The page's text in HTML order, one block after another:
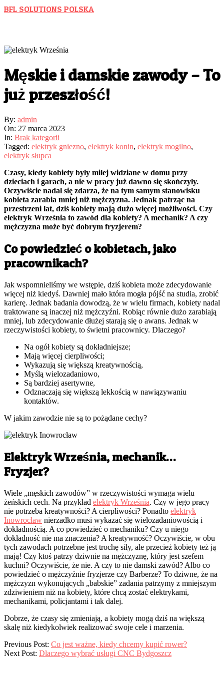
Skip
BFL SOLUTIONS POLSKA
Męskie i damskie zawody – To
już przeszłość!
By: admin
On: 27 marca 2023
In: Brak kategorii
Tagged: elektryk gniezno, elektryk konin, elektryk mogilno,
elektryk słupca
Czasy, kiedy kobiety były milej widziane w domu przy
dzieciach i garach, a nie w pracy już dawno się skończyły.
Oczywiście nadal się zdarza, że na tym samym stanowisku
kobieta zarabia mniej niż mężczyzna. Jednak patrząc na
przestrzeni lat, dziś kobiety mają dużo więcej możliwości. Czy
elektryk Września to zawód dla kobiety? A mechanik? A czy
mężczyzna może być dobrym fryzjerem?
Co powiedzieć o kobietach, jako
pracownikach?
Jak wspomnieliśmy we wstępie, dziś kobieta może zdecydowanie
więcej niż kiedyś. Dawniej mało która mogła pójść na studia, zrobić
karierę. Jednak badania dowodzą, że w wielu firmach, kobiety nadal
traktowane są inaczej niż mężczyźni. Robiąc równie dużo zarabiają
mniej, lub zdecydowanie dłużej starają się o awans. Jednak w
rzeczywistości kobiety, to świetni pracownicy. Dlaczego?
Na ogół kobiety są dokładniejsze;
Mają więcej cierpliwości;
Wykazują się większą kreatywnością,
Myślą wielozadaniowo,
Są bardziej asertywne,
Odznaczają się większą lekkością w nawiązywaniu
kontaktów.
W jakim zawodzie nie są to pożądane cechy?
Elektryk Września, mechanik…
Fryzjer?
Wiele „męskich zawodów” w rzeczywistości wymaga wielu
żeńskich cech. Na przykład elektryk Września. Czy w jego pracy
nie potrzeba kreatywności? A cierpliwości? Ponadto elektryk
Inowrocław nierzadko musi wykazać się wielozadaniowością i
dokładnością. A co powiedzieć o mechaniku? Czy u niego
dokładność nie ma znaczenia? A kreatywność? Oczywiście, w obu
tych zawodach potrzebne jest trochę siły, ale przecież kobiety też ją
mają! Czy ktoś patrzy dziwnie na mężczyznę, który jest szefem
kuchni? Oczywiście, że nie. A czy to nie damski zawód? Albo co
powiedzieć o mężczyźnie fryzjerze czy Barberze? To dziwne, że na
mężczyzn wykonujących „babskie” zadania patrzymy z mniejszym
zdziwieniem niż na kobiety, które chcą zostać elektrykami,
mechanikami, policjantami i tak dalej.
Dobrze, że czasy się zmieniają, a kobiety mogą dziś na większą
skalę niż kiedykolwiek realizować swoje cele i marzenia.
2023-
03-
Previous Post: Co jest ważne, kiedy chcemy kupić rower?
Next Post: Dlaczego wybrać usługi CNC Bydgoszcz